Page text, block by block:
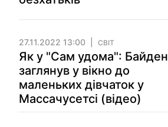
27.11.2022 13:00 СВІТ
Як у "Сам удома": Байден
заглянув у вікно до
маленьких дівчаток у
Массачусетсі (відео)